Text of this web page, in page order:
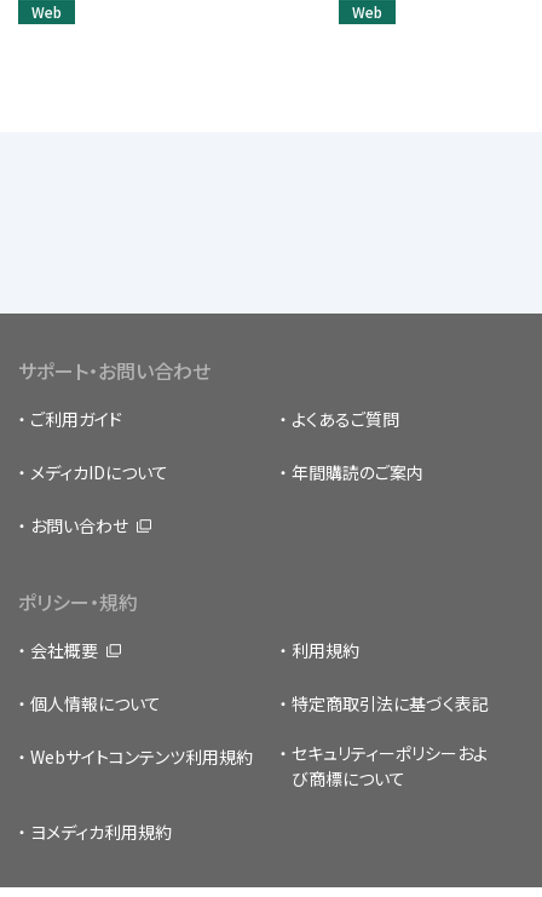
Web Web
サポート・お問い合わせ
ご利用ガイド よくあるご質問
メディカIDについて 年間購読のご案内
お問い合わせ
ポリシー・規約
会社概要 利用規約
個人情報について 特定商取引法に基づく表記
Webサイトコンテンツ利用規約 セキュリティーポリシー およ
び商標について
ヨメディカ利用規約